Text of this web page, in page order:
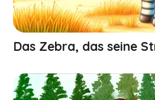
Das Zebra, das seine